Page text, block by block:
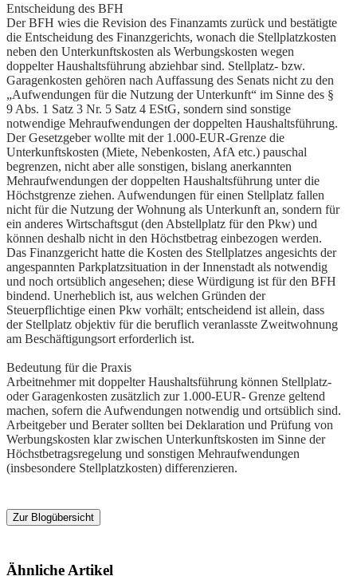
Entscheidung des BFH
Der BFH wies die Revision des Finanzamts zurück und bestätigte
die Entscheidung des Finanzgerichts, wonach die Stellplatzkosten
neben den Unterkunftskosten als Werbungskosten wegen
doppelter Haushaltsführung abziehbar sind. Stellplatz- bzw.
Garagenkosten gehören nach Auffassung des Senats nicht zu den
„Aufwendungen für die Nutzung der Unterkunft“ im Sinne des §
9 Abs. 1 Satz 3 Nr. 5 Satz 4 EStG, sondern sind sonstige
notwendige Mehraufwendungen der doppelten Haushaltsführung.
Der Gesetzgeber wollte mit der 1.000-EUR-Grenze die
Unterkunftskosten (Miete, Nebenkosten, AfA etc.) pauschal
begrenzen, nicht aber alle sonstigen, bislang anerkannten
Mehraufwendungen der doppelten Haushaltsführung unter die
Höchstgrenze ziehen. Aufwendungen für einen Stellplatz fallen
nicht für die Nutzung der Wohnung als Unterkunft an, sondern für
ein anderes Wirtschaftsgut (den Abstellplatz für den Pkw) und
können deshalb nicht in den Höchstbetrag einbezogen werden.
Das Finanzgericht hatte die Kosten des Stellplatzes angesichts der
angespannten Parkplatzsituation in der Innenstadt als notwendig
und noch ortsüblich angesehen; diese Würdigung ist für den BFH
bindend. Unerheblich ist, aus welchen Gründen der
Steuerpflichtige einen Pkw vorhält; entscheidend ist allein, dass
der Stellplatz objektiv für die beruflich veranlasste Zweitwohnung
am Beschäftigungsort erforderlich ist.
Bedeutung für die Praxis
Arbeitnehmer mit doppelter Haushaltsführung können Stellplatz-
oder Garagenkosten zusätzlich zur 1.000-EUR- Grenze geltend
machen, sofern die Aufwendungen notwendig und ortsüblich sind.
Arbeitgeber und Berater sollten bei Deklaration und Prüfung von
Werbungskosten klar zwischen Unterkunftskosten im Sinne der
Höchstbetragsregelung und sonstigen Mehraufwendungen
(insbesondere Stellplatzkosten) differenzieren.
Zur Blogübersicht
Ähnliche Artikel